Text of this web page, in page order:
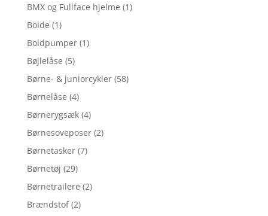
BMX og Fullface hjelme (1)
Bolde (1)
Boldpumper (1)
Bøjlelåse (5)
Børne- & juniorcykler (58)
Børnelåse (4)
Børnerygsæk (4)
Børnesoveposer (2)
Børnetasker (7)
Børnetøj (29)
Børnetrailere (2)
Brændstof (2)